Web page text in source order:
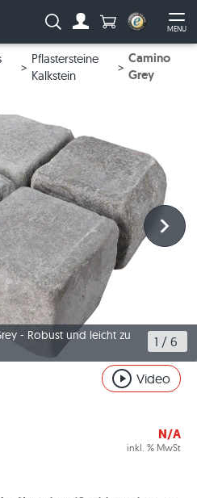
MENU
Suche: Anzahl
Pflastersteine
Kalkstein
Camino
Grey
- Robust und leicht zu
1 / 6
Video
N/A
inkl. % MwSt